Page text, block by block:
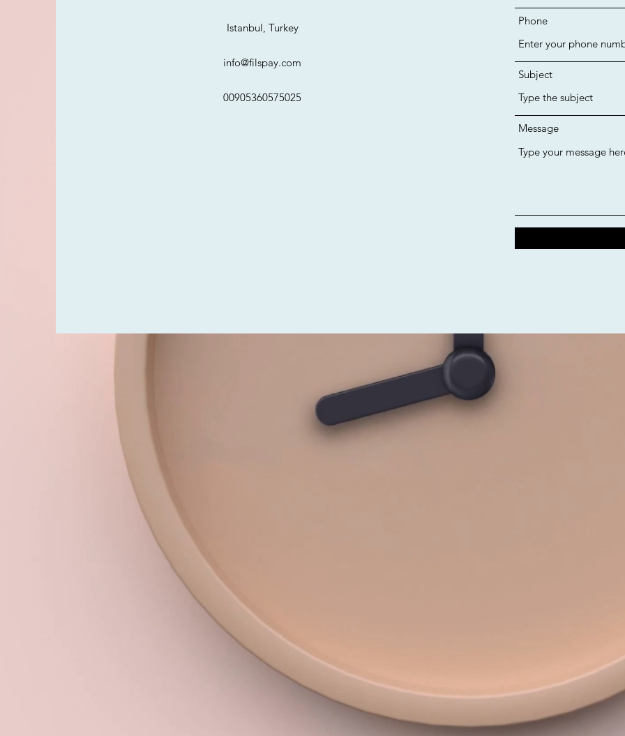
Istanbul, Turkey
info@filspay.com
00905360575025
Phone
Subject
Message